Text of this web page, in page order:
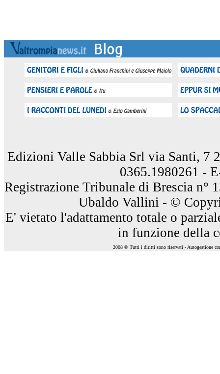
Edizioni Valle Sabbia Srl via Santi, 7
0365.1980261 -
Registrazione Tribunale di Brescia n°
Ubaldo Vallini - ©
E' vietato l'adattamento totale o
in funzione della
2008 © Tutti i diritti sono riservati - Autogestione